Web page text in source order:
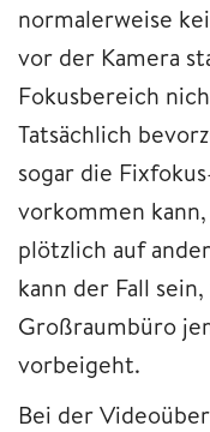
normalerweise
vor der Kamera
Fokusbereich
Tatsächlich
sogar die
vorkommen kann,
plötzlich auf
kann der Fall
Großraumbüro
vorbeigeht.
Bei der